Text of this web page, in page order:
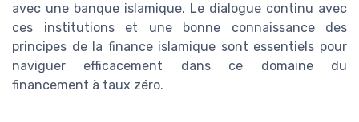
avec une banque islamique. Le dialogue continu avec
ces institutions et une bonne connaissance des
principes de la finance islamique sont essentiels pour
naviguer efficacement dans ce domaine du
financement à taux zéro.